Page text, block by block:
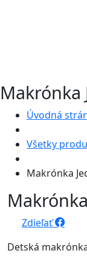
Makrónka
Úvodná
Všetky
Makrónka
Zdieľať
Detská